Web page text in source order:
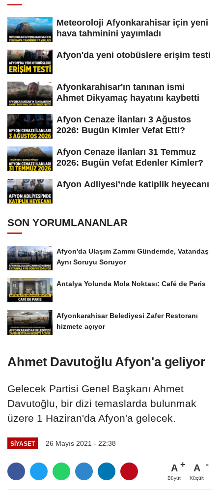
Meteoroloji Afyonkarahisar için yeni
hava tahminini yayımladı
Afyon'da yeni otobüslere erişim testi
Afyonkarahisar'ın tanınan ismi
Ahmet Dikyamaç hayatını kaybetti
Afyon Cenaze İlanları 3 Ağustos
2026: Bugün Kimler Vefat Etti?
Afyon Cenaze İlanları 31 Temmuz
2026: Bugün Vefat Edenler Kimler?
Afyon Adliyesi’nde katiplik heyecanı
SON YORUMLANANLAR
Afyon'da Ulaşım Zammı Gündemde, Vatandaş
Aynı Soruyu Soruyor
Antalya Yolunda Mola Noktası: Café de Paris
Afyonkarahisar Belediyesi Zafer Restoranı
hizmete açıyor
Ahmet Davutoğlu Afyon'a geliyor
Gelecek Partisi Genel Başkanı Ahmet
Davutoğlu, bir dizi temaslarda bulunmak
üzere 1 Haziran'da Afyon'a gelecek.
SIYASET 26 Mayıs 2021 - 22:38
A
Büyüt
A
Küçült